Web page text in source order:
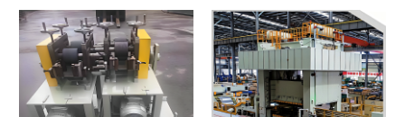
для латунного клапана